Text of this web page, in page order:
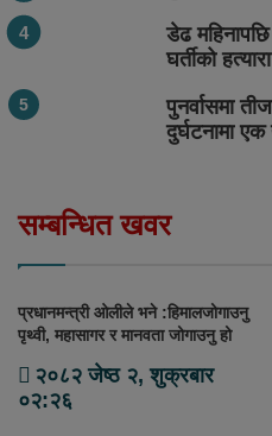
डेढ
घर्तीको हत्यारा
पुनर्वासमा
दुर्घटनामा
सम्बन्धित खवर
प्रधानमन्त्री ओलीले भने :हिमालजोगाउनु
पृथ्वी, महासागर र मानवता जोगाउनु हो
२०८२ जेष्ठ २, शुक्रबार
०२:२६